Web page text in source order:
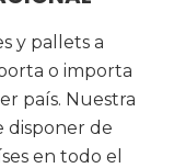
y pallets a
o importa
país. Nuestra
disponer de
en todo el